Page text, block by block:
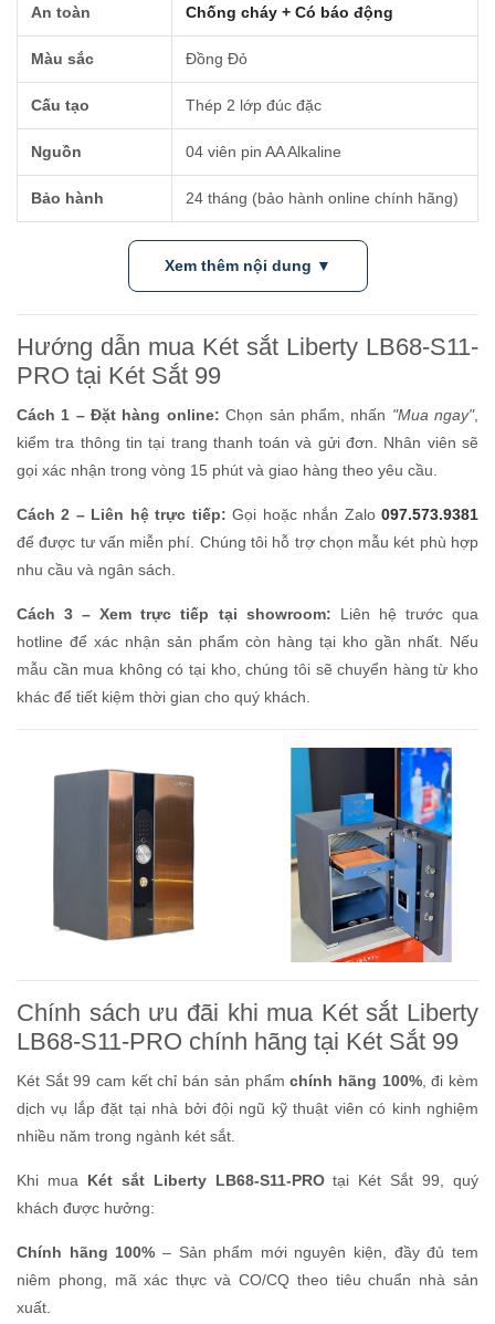
An toàn Chống cháy + Có báo động
Màu sắc Đồng Đỏ
Cấu tạo Thép 2 lớp đúc đặc
Nguồn 04 viên pin AA Alkaline
Bảo hành 24 tháng (bảo hành online chính hãng)
Xem thêm nội dung ▼
Hướng dẫn mua Két sắt Liberty LB68-S11-
PRO tại Két Sắt 99
Cách 1 – Đặt hàng online: Chọn sản phẩm, nhấn "Mua ngay",
kiểm tra thông tin tại trang thanh toán và gửi đơn. Nhân viên sẽ
gọi xác nhận trong vòng 15 phút và giao hàng theo yêu cầu.
Cách 2 – Liên hệ trực tiếp: Gọi hoặc nhắn Zalo097.573.9381
để được tư vấn miễn phí. Chúng tôi hỗ trợ chọn mẫu két phù hợp
nhu cầu và ngân sách.
Cách 3 – Xem trực tiếp tại showroom: Liên hệ trước qua
hotline để xác nhận sản phẩm còn hàng tại kho gần nhất. Nếu
mẫu cần mua không có tại kho, chúng tôi sẽ chuyển hàng từ kho
khác để tiết kiệm thời gian cho quý khách.
Chính sách ưu đãi khi mua Két sắt Liberty
LB68-S11-PRO chính hãng tại Két Sắt 99
Két Sắt 99 cam kết chỉ bán sản phẩmchính hãng 100%, đi kèm
dịch vụ lắp đặt tại nhà bởi đội ngũ kỹ thuật viên có kinh nghiệm
nhiều năm trong ngành két sắt.
Khi mua Két sắt Liberty LB68-S11-PROtại Két Sắt 99, quý
khách được hưởng:
Chính hãng 100% – Sản phẩm mới nguyên kiện, đầy đủ tem
niêm phong, mã xác thực và CO/CQ theo tiêu chuẩn nhà sản
xuất.